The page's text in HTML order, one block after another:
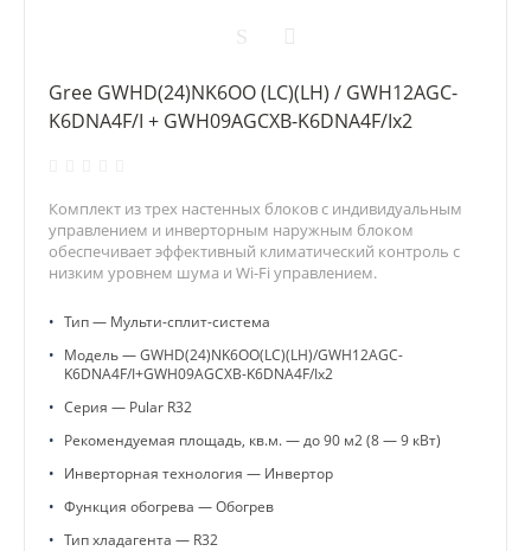
Gree GWHD(24)NK6OO (LC)(LH) / GWH12AGC-
K6DNA4F/I + GWH09AGCXB-K6DNA4F/Ix2
Комплект из трех настенных блоков с индивидуальным
управлением и инверторным наружным блоком
обеспечивает эффективный климатический контроль с
низким уровнем шума и Wi-Fi управлением.
• Тип — Мульти-сплит-система
• Модель — GWHD(24)NK6OO(LC)(LH)/GWH12AGC-
K6DNA4F/I+GWH09AGCXB-K6DNA4F/Ix2
• Серия — Pular R32
• Рекомендуемая площадь, кв.м. — до 90 м2 (8 — 9 кВт)
• Инверторная технология — Инвертор
• Функция обогрева — Обогрев
• Тип хладагента — R32